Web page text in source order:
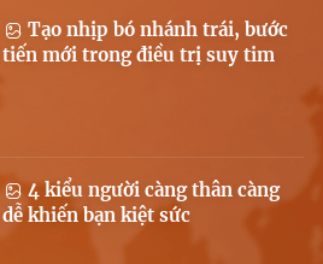
Tạo nhịp bó nhánh trái, bước
tiến mới trong điều trị suy tim
4 kiểu người càng thân càng
dễ khiến bạn kiệt sức